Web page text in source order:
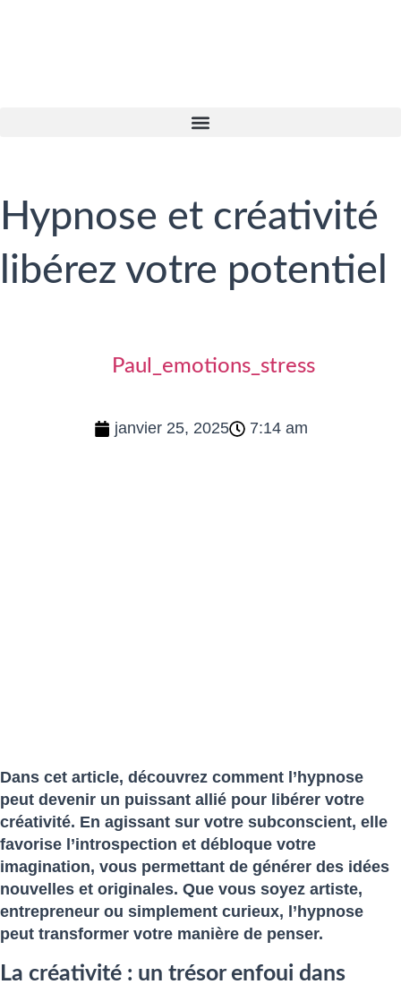
Hypnose et créativité
libérez votre potentiel
Paul_emotions_stress
janvier 25, 2025 7:14 am
Dans cet article, découvrez comment l’hypnose
peut devenir un puissant allié pour libérer votre
créativité. En agissant sur votre subconscient, elle
favorise l’introspection et débloque votre
imagination, vous permettant de générer des idées
nouvelles et originales. Que vous soyez artiste,
entrepreneur ou simplement curieux, l’hypnose
peut transformer votre manière de penser.
La créativité : un trésor enfoui dans